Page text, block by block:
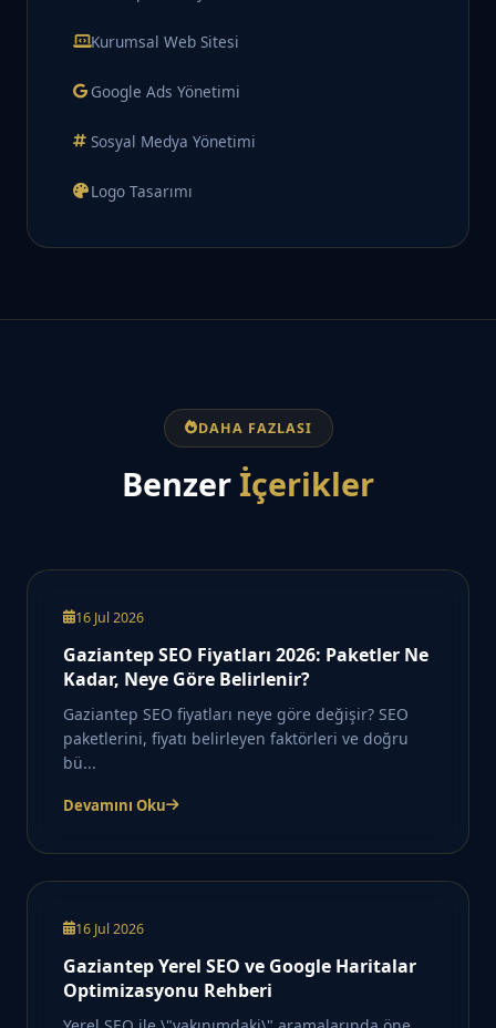
Kurumsal Web Sitesi
Google Ads Yönetimi
Sosyal Medya Yönetimi
Logo Tasarımı
DAHA FAZLASI
Benzer İçerikler
16 Jul 2026
Gaziantep SEO Fiyatları 2026: Paketler Ne
Kadar, Neye Göre Belirlenir?
Gaziantep SEO fiyatları neye göre değişir? SEO
paketlerini, fiyatı belirleyen faktörleri ve doğru
bü...
Devamını Oku
16 Jul 2026
Gaziantep Yerel SEO ve Google Haritalar
Optimizasyonu Rehberi